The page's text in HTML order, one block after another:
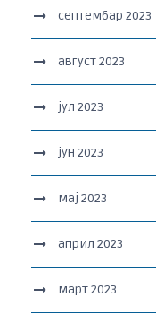
септембар 2023
август 2023
јул 2023
јун 2023
мај 2023
април 2023
март 2023